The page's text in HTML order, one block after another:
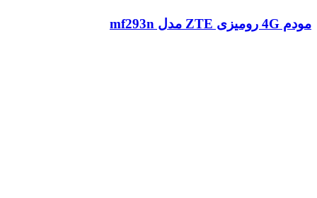
مودم 4G رومیزی ZTE مدل mf293n